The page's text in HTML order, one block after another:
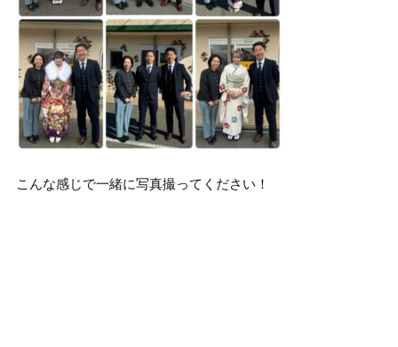
こんな感じで一緒に写真撮ってください！